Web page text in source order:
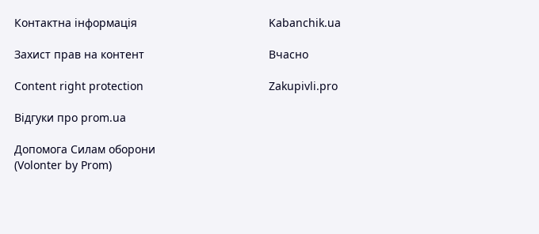
Контактна інформація
Захист прав на контент
Content right protection
Відгуки про prom.ua
Допомога Силам оборони
(Volonter by Prom)
Kabanchik.ua
Вчасно
Zakupivli.pro